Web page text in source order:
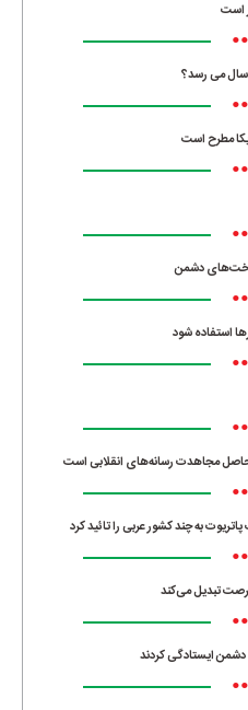
است
می رسد؟
مطرح است
دشمن
استفاده شود
مجاهدت رسانه‌های انقلابی است
به چند کشور عربی را تائید کرد
تبدیل می‌کند
دشمن ایستادگی کردند